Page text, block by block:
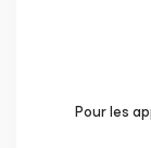
Pour les